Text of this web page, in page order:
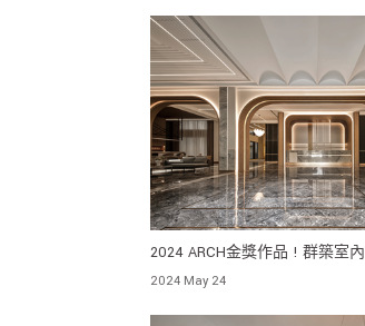
2024 ARCH金獎作品 ! 群築室
呈現親切和知性的氛圍 彰顯歲
2024 May 24